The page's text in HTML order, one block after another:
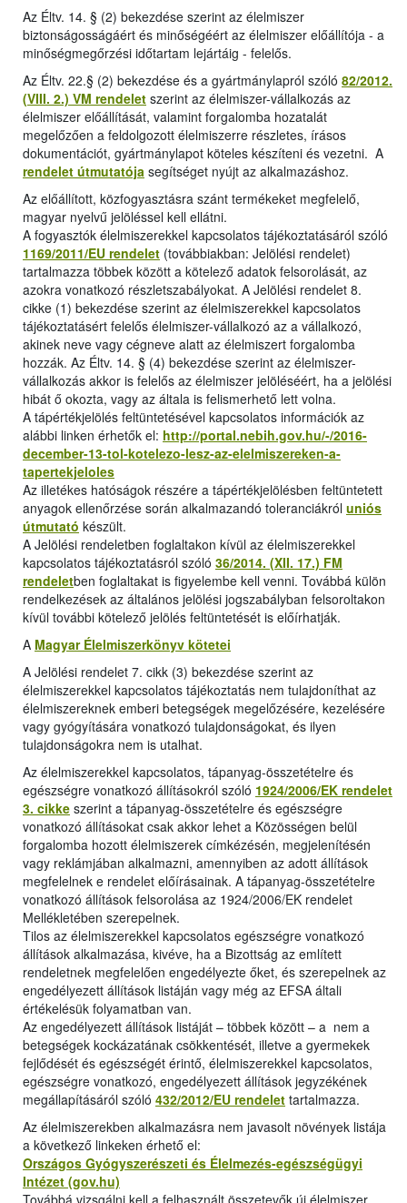
Az Éltv. 14. § (2) bekezdése szerint az élelmiszer
biztonságosságáért és minőségéért az élelmiszer előállítója - a
minőségmegőrzési időtartam lejártáig - felelős.
Az Éltv. 22.§ (2) bekezdése és a gyártmánylapról szóló 82/2012.
(VIII. 2.) VM rendelet szerint az élelmiszer-vállalkozás az
élelmiszer előállítását, valamint forgalomba hozatalát
megelőzően a feldolgozott élelmiszerre részletes, írásos
dokumentációt, gyártmánylapot köteles készíteni és vezetni. A
rendelet útmutatója segítséget nyújt az alkalmazáshoz.
Az előállított, közfogyasztásra szánt termékeket megfelelő,
magyar nyelvű jelöléssel kell ellátni.
A fogyasztók élelmiszerekkel kapcsolatos tájékoztatásáról szóló
1169/2011/EU rendelet (továbbiakban: Jelölési rendelet)
tartalmazza többek között a kötelező adatok felsorolását, az
azokra vonatkozó részletszabályokat. A Jelölési rendelet 8.
cikke (1) bekezdése szerint az élelmiszerekkel kapcsolatos
tájékoztatásért felelős élelmiszer-vállalkozó az a vállalkozó,
akinek neve vagy cégneve alatt az élelmiszert forgalomba
hozzák. Az Éltv. 14. § (4) bekezdése szerint az élelmiszer-
vállalkozás akkor is felelős az élelmiszer jelöléséért, ha a jelölési
hibát ő okozta, vagy az általa is felismerhető lett volna.
A tápértékjelölés feltüntetésével kapcsolatos információk az
alábbi linken érhetők el: http://portal.nebih.gov.hu/-/2016-
december-13-tol-kotelezo-lesz-az-elelmiszereken-a-
tapertekjeloles
Az illetékes hatóságok részére a tápértékjelölésben feltüntetett
anyagok ellenőrzése során alkalmazandó toleranciákról uniós
útmutató készült.
A Jelölési rendeletben foglaltakon kívül az élelmiszerekkel
kapcsolatos tájékoztatásról szóló 36/2014. (XII. 17.) FM
rendeletben foglaltakat is figyelembe kell venni. Továbbá külön
rendelkezések az általános jelölési jogszabályban felsoroltakon
kívül további kötelező jelölés feltüntetését is előírhatják.
A Magyar Élelmiszerkönyv kötetei
A Jelölési rendelet 7. cikk (3) bekezdése szerint az
élelmiszerekkel kapcsolatos tájékoztatás nem tulajdoníthat az
élelmiszereknek emberi betegségek megelőzésére, kezelésére
vagy gyógyítására vonatkozó tulajdonságokat, és ilyen
tulajdonságokra nem is utalhat.
Az élelmiszerekkel kapcsolatos, tápanyag-összetételre és
egészségre vonatkozó állításokról szóló 1924/2006/EK rendelet
3. cikke szerint a tápanyag-összetételre és egészségre
vonatkozó állításokat csak akkor lehet a Közösségen belül
forgalomba hozott élelmiszerek címkézésén, megjelenítésén
vagy reklámjában alkalmazni, amennyiben az adott állítások
megfelelnek e rendelet előírásainak. A tápanyag-összetételre
vonatkozó állítások felsorolása az 1924/2006/EK rendelet
Mellékletében szerepelnek.
Tilos az élelmiszerekkel kapcsolatos egészségre vonatkozó
állítások alkalmazása, kivéve, ha a Bizottság az említett
rendeletnek megfelelően engedélyezte őket, és szerepelnek az
engedélyezett állítások listáján vagy még az EFSA általi
értékelésük folyamatban van.
Az engedélyezett állítások listáját – többek között – a nem a
betegségek kockázatának csökkentését, illetve a gyermekek
fejlődését és egészségét érintő, élelmiszerekkel kapcsolatos,
egészségre vonatkozó, engedélyezett állítások jegyzékének
megállapításáról szóló 432/2012/EU rendelet tartalmazza.
Az élelmiszerekben alkalmazásra nem javasolt növények listája
a következő linkeken érhető el:
Országos Gyógyszerészeti és Élelmezés-egészségügyi
Intézet (gov.hu)